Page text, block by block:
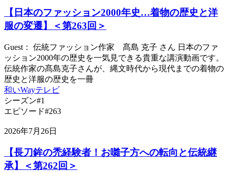
【日本のファッション2000年史…着物の歴史と洋
服の変遷】＜第263回＞
Guest： 伝統ファッション作家 髙島 克子 さん 日本のファ
ッション2000年の歴史を一気見できる貴重な講演動画です。
伝統作家の髙島克子さんが、縄文時代から現代までの着物の
歴史と洋服の歴史を一冊
和いWayテレビ
シーズン#1
エピソード#263
2026年7月26日
【長刀鉾の禿経験者！お囃子方への転向と伝統継
承】＜第262回＞